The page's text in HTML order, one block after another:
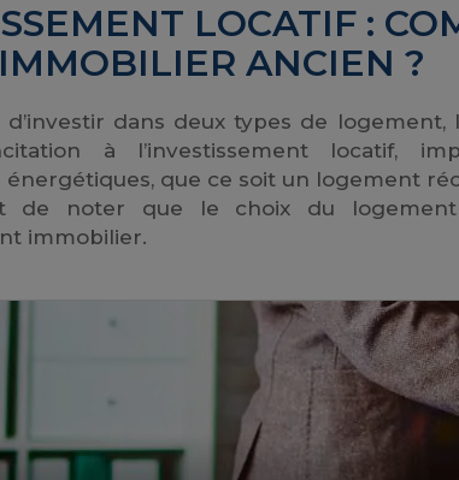
LOCATIF :
ANCIEN ?
dans deux types de logement,
à l’investissement locatif,
que ce soit un logement
de noter que le choix du
immobilier.